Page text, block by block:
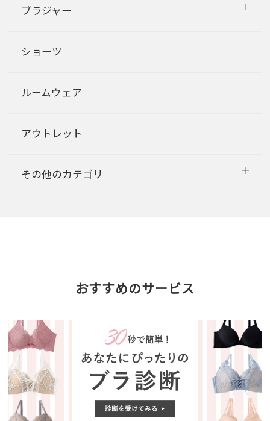
ブラジャー
ショーツ
ルームウェア
アウトレット
その他のカテゴリ
おすすめのサービス